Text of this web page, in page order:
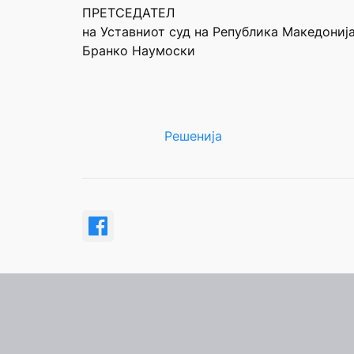
ПРЕТСЕДАТЕЛ
на Уставниот суд на Република
Бранко Наумоски
Решенија